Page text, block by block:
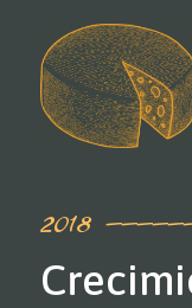
2018